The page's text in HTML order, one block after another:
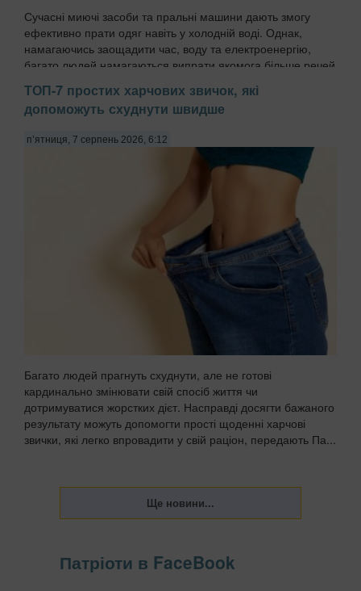
Сучасні миючі засоби та пральні машини дають змогу
ефективно прати одяг навіть у холодній воді. Однак,
намагаючись заощадити час, воду та електроенергію,
багато людей намагаються випрати якомога більше речей
ТОП-7 простих харчових звичок, які
допоможуть схуднути швидше
п’ятниця, 7 серпень 2026, 6:12
Багато людей прагнуть схуднути, але не готові
кардинально змінювати свій спосіб життя чи
дотримуватися жорстких дієт. Насправді досягти бажаного
результату можуть допомогти прості щоденні харчові
звички, які легко впровадити у свій раціон, передають Па...
Патріоти в FaceBook